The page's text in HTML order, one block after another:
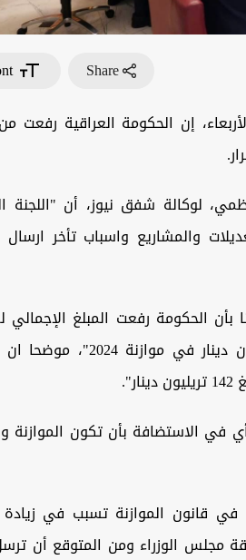
Share
إن الحكومة العراقية رفعت
لوكالة شفق نيوز، أن "اللجنة
والمشاريع واسباب تأخر ارسال
بأن الحكومة رفعت المبلغ الإجمالي
الموازنة من 199 تريليون دينار إلى 228 تريليون دينار في
في الاستضافة بأن تكون الموازنة
قانون الموازنة تسبب في
مجلس الوزراء ومن المتوقع أن